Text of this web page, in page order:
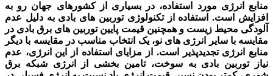
منابع انرژی مورد استفاده، در بسیاری از کشورهای جهان رو به
افزایش است. استفاده از تکنولوژی توربین های بادی به دلیل عدم
آلودگی محیط زیست و همچنین قیمت پایین توربین های برق بادی در
مقایسه با سایر انرژی های نو، یک انتخاب مناسب در مقایسه با دیگر
منابع انرژی تجدیدپذیر است. از مزایای استفاده از این انرژی، عدم
نیاز توربین بادی به سوخت، تامین بخشی از انرژی شبکه برق